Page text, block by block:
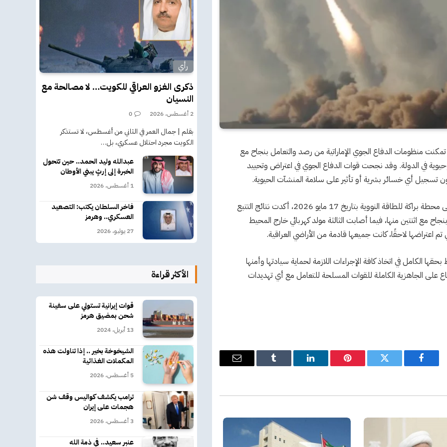
أنه خلال الـ48 ساعة الماضية تمكنت منظومات الدفاع الجوي الإماراتية من رصد والتعامل بنجاح مع
في الدولة. وقد نجحت قوات الدفاع الجوي في اعتراض وتحييد
تسجيل أي خسائر بشرية أو تأثير على سلامة المنشآت الحيوية.
وفي إطار استكمال التحقيقات المتعلقة بالاعتداء السافر على محطة براكة للطاقة النووية بتاريخ 17 مايو 2026، أكدت نتائج التتبع
مع اثنتين منها، فيما أصابت الثالثة مولد كهربائي خارج المحيط
اعتراضها لاحقًا، كانت جميعها قادمة من الأراضي العراقية.
الكامل في اتخاذ كافة الإجراءات اللازمة لحماية سيادتها وأمنها
على الجاهزية الكاملة للقوات المسلحة للتعامل مع أي تهديدات
فيسبوك تويتر بينتيريستلينكدإن Tumblr
البريد
رأي
ذكرى الغزو العراقي للكويت… لا مصالحة مع
النسيان
2 أغسطس، 2026 0
بقلم | جمال العمر في الثاني من أغسطس، لا تستذكر
الكويت مجرد احتلال عسكري، بل…
عبدالله وليد الحمد.. حين تتحول
الخبرة إلى إرثٍ يبني الأوطان
1 أغسطس، 2026
فاخر السلطان يكتب: التصعيد
العسكري.. وهرمز
27 يوليو، 2026
الأكثر قراءة
قوات إيرانية تستولي على سفينة
شحن بمضيق هرمز
13 أبريل، 2024
الشيخوخة بخير .. إذا تناولت هذه
المكملات الغذائية
5 أغسطس، 2026
ترامب يكشف كواليس وقف شن
هجمات على إيران
3 أغسطس، 2026
عنبر سعيد.. في ذمة الله